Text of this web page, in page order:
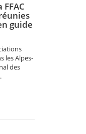
guide
les Alpes-
des